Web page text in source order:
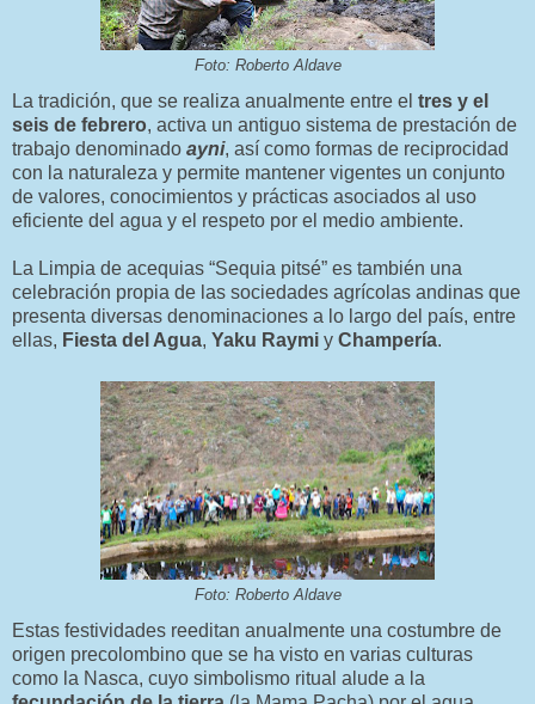
Foto: Roberto Aldave
La tradición, que se realiza anualmente entre el tres y el
seis de febrero, activa un antiguo sistema de prestación de
trabajo denominado ayni, así como formas de reciprocidad
con la naturaleza y permite mantener vigentes un conjunto
de valores, conocimientos y prácticas asociados al uso
eficiente del agua y el respeto por el medio ambiente.
La Limpia de acequias “Sequia pitsé” es también una
celebración propia de las sociedades agrícolas andinas que
presenta diversas denominaciones a lo largo del país, entre
ellas, Fiesta del Agua, Yaku Raymi y Champería.
Foto: Roberto Aldave
Estas festividades reeditan anualmente una costumbre de
origen precolombino que se ha visto en varias culturas
como la Nasca, cuyo simbolismo ritual alude a la